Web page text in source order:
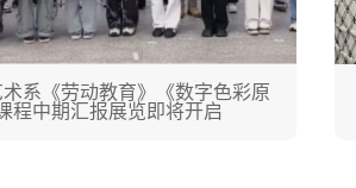
系《劳动教育》《数字色彩原
程中期汇报展览即将开启